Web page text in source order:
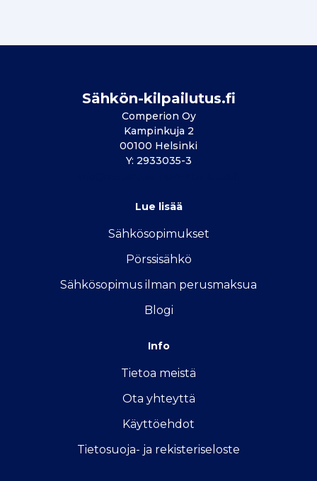
Sähkön-kilpailutus.fi
Comperion Oy
Kampinkuja 2
00100 Helsinki
Y: 2933035-3
Lue lisää
Sähkösopimukset
Pörssisähkö
Sähkösopimus ilman perusmaksua
Blogi
Info
Tietoa meistä
Ota yhteyttä
Käyttöehdot
Tietosuoja- ja rekisteriseloste